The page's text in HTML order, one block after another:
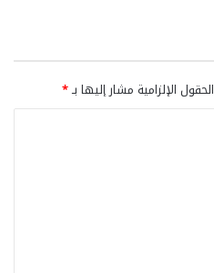
الحقول الإلزامية مشار إليها بـ*